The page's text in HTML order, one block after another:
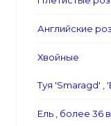
Английские
Хвойные
Туя 'Smaragd' ,
Ель , более 36